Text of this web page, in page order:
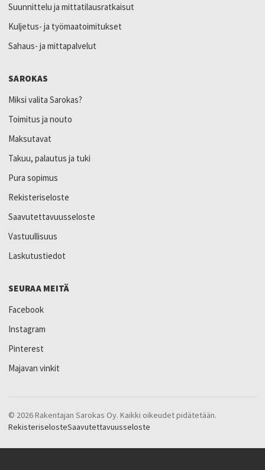
Suunnittelu ja mittatilausratkaisut
Kuljetus- ja työmaatoimitukset
Sahaus- ja mittapalvelut
SAROKAS
Miksi valita Sarokas?
Toimitus ja nouto
Maksutavat
Takuu, palautus ja tuki
Pura sopimus
Rekisteriseloste
Saavutettavuusseloste
Vastuullisuus
Laskutustiedot
SEURAA MEITÄ
Facebook
Instagram
Pinterest
Majavan vinkit
© 2026 Rakentajan Sarokas Oy. Kaikki oikeudet pidätetään.
RekisteriselosteSaavutettavuusseloste